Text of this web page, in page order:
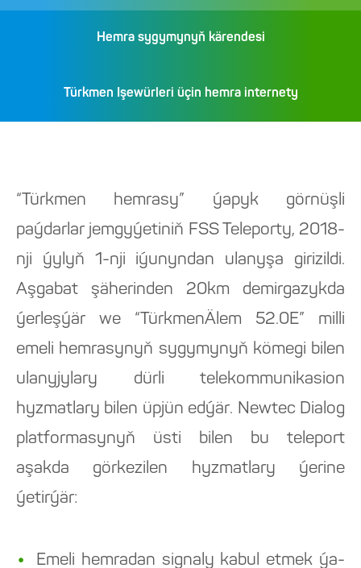
Hemra sygymynyň kärendesi
Türkmen Işewürleri üçin hemra internety
“Türkmen hemrasy” ýapyk görnüşli
paýdarlar jemgyýetiniň FSS Teleporty, 2018-
nji ýylyň 1-nji iýunyndan ulanyşa girizildi.
Aşgabat şäherinden 20km demirgazykda
ýerleşýär we “TürkmenÄlem 52.0E” milli
emeli hemrasynyň sygymynyň kömegi bilen
ulanyjylary dürli telekommunikasion
hyzmatlary bilen üpjün edýär. Newtec Dialog
platformasynyň üsti bilen bu teleport
aşakda görkezilen hyzmatlary ýerine
ýetirýär:
Emeli hemradan signaly kabul etmek ýa-